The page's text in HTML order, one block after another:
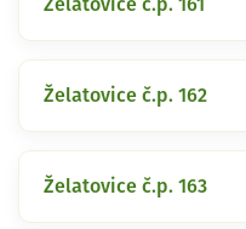
Želatovice č.p. 161
Želatovice č.p. 162
Želatovice č.p. 163